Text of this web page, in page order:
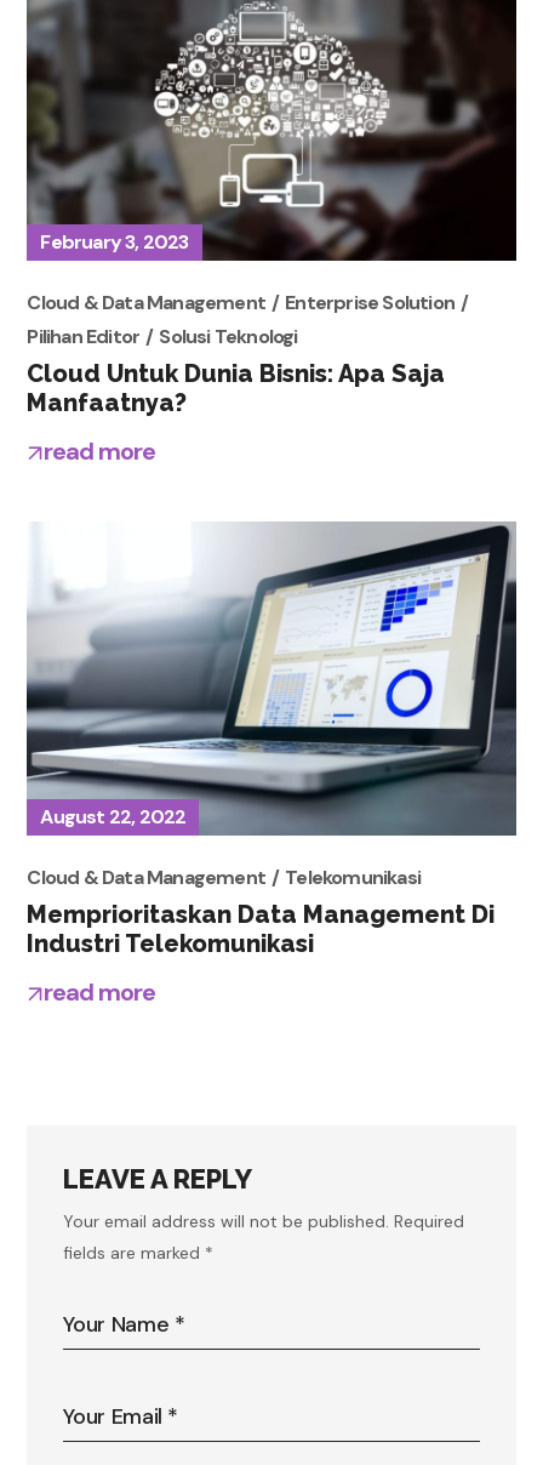
February 3, 2023
Cloud & Data Management
Enterprise Solution
Pilihan Editor
Solusi Teknologi
Cloud Untuk Dunia Bisnis: Apa Saja
Manfaatnya?
read more
August 22, 2022
Cloud & Data Management Telekomunikasi
Memprioritaskan Data Management Di
Industri Telekomunikasi
read more
LEAVE A REPLY
Your email address will not be published. Required
fields are marked *